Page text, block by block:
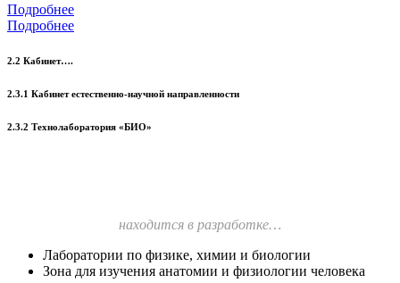
Подробнее
Подробнее
2.2 Кабинет….
2.3.1 Кабинет естественно-научной направленности
2.3.2 Технолаборатория «БИО»
находится в разработке…
Лаборатории по физике, химии и биологии
Зона для изучения анатомии и физиологии человека